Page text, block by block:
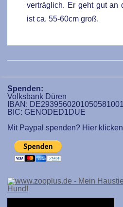
verträglich. Er geht gut an
ist ca. 55-60cm groß.
Spenden:
Volksbank Düren
IBAN:
BIC: GENODED1DUE
Mit Paypal spenden? Hier